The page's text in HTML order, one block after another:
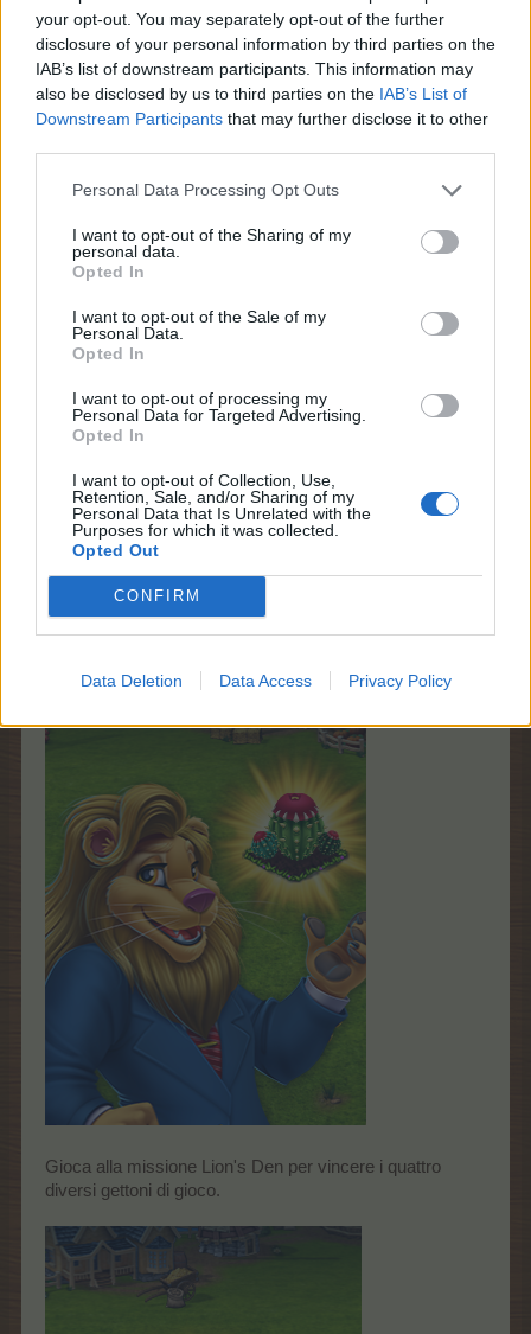
your opt-out. You may separately opt-out of the further
disclosure of your personal information by third parties on the
IAB’s list of downstream participants. This information may
also be disclosed by us to third parties on the IAB’s List of
Downstream Participants that may further disclose it to other
Personal Data Processing Opt Outs
I want to opt-out of the Sharing of my
personal data.
Opted In
I want to opt-out of the Sale of my
Personal Data.
Opted In
I want to opt-out of processing my
Personal Data for Targeted Advertising.
Opted In
I want to opt-out of Collection, Use,
Retention, Sale, and/or Sharing of my
Personal Data that Is Unrelated with the
Purposes for which it was collected.
Opted Out
CONFIRM
Data Deletion Data Access Privacy Policy
Devo dotarmi di sufficienti cerotti?
La giusta selezione di cestini è disponibile per l'acquisto
Che i giochi abbiano inizio! Coltiva cactus cicalini nella
tua fattoria per essere pronto per la missione.
Gioca alla missione Lion's Den per vincere i quattro
diversi gettoni di gioco.